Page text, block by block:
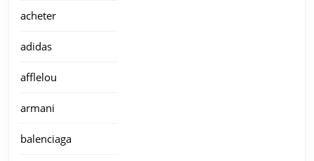
acheter
adidas
afflelou
armani
balenciaga